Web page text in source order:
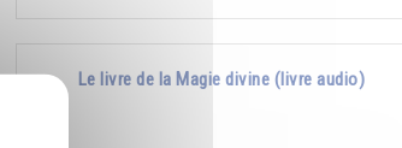
Le livre de la Magie divine (livre audio)